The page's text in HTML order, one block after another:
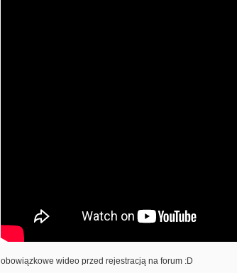
obowiązkowe wideo przed rejestracją na forum :D